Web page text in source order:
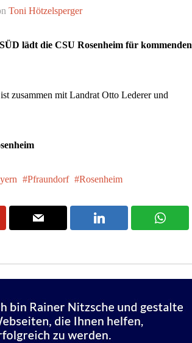
Toni Hötzelsperger
lädt die CSU Rosenheim für kommenden
zusammen mit Landrat Otto Lederer und
Pfraundorf Rosenheim